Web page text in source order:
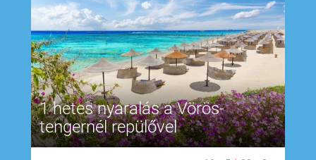
1 hetes nyaralás a Vörös-
tengernél repülővel